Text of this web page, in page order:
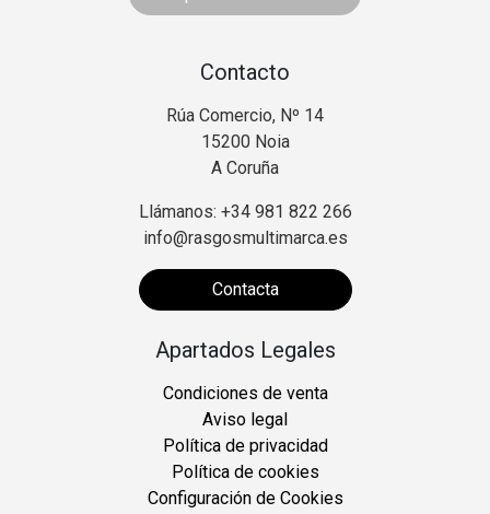
Contacto
Rúa Comercio, Nº 14
15200 Noia
A Coruña
Llámanos: +34 981 822 266
info@rasgosmultimarca.es
Contacta
Apartados Legales
Condiciones de venta
Aviso legal
Política de privacidad
Política de cookies
Configuración de Cookies